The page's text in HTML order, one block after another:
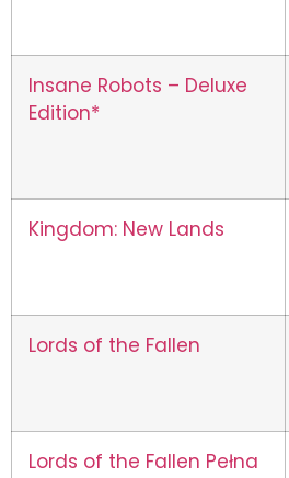
Insane Robots – Deluxe
Edition*
Kingdom: New Lands
Lords of the Fallen
Lords of the Fallen Pełna